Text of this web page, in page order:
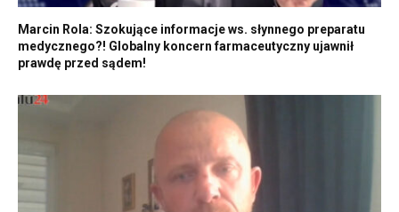
Marcin Rola: Szokujące informacje ws. słynnego preparatu
medycznego?! Globalny koncern farmaceutyczny ujawnił
prawdę przed sądem!